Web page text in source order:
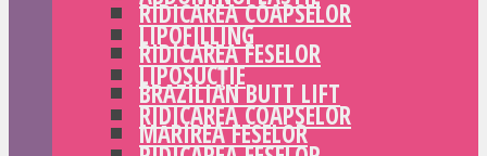
RIDICAREA COAPSELOR
RIDICAREA FESELOR
BRAZILIAN BUTT LIFT
MĂRIREA FESELOR
LIPOFILLING
LIPOSUCȚIE
RIDICAREA COAPSELOR